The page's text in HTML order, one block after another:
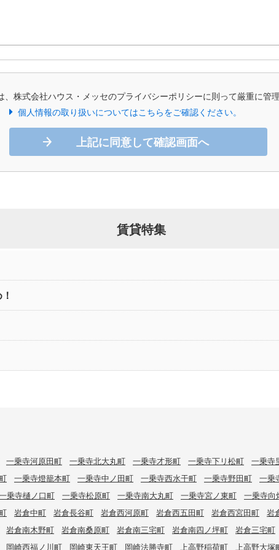
、株式会社ハウス・メッセのプライバシーポリシーに則って厳重に管理
個人情報の取り扱いについてはこちらをご確認ください。
上記に同意して確認画面へ
賃貸特集
一乗寺河原田町 一乗寺北大丸町 一乗寺才形町 一乗寺下リ松町 一乗寺
一乗寺燈籠本町 一乗寺中ノ田町 一乗寺西水干町 一乗寺野田町 一乗
乗寺樋ノ口町 一乗寺松原町 一乗寺南大丸町 一乗寺宮ノ東町 一乗寺向
岩倉中町 岩倉長谷町 岩倉西河原町 岩倉西五田町 岩倉西宮田町 岩
岩倉南木野町 岩倉南桑原町 岩倉南三宅町 岩倉南四ノ坪町 岩倉三宅町
岡崎西福ノ川町 岡崎東天王町 岡崎法勝寺町 上高野稲荷町 上高野大塚